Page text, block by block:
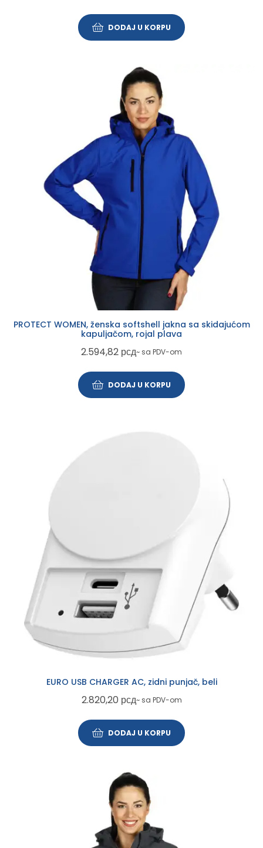
DODAJ U KORPU
PROTECT WOMEN, ženska softshell jakna sa skidajućom
kapuljačom, rojal plava
2.594,82 рсд~ sa PDV-om
DODAJ U KORPU
EURO USB CHARGER AC, zidni punjač, beli
2.820,20 рсд~ sa PDV-om
DODAJ U KORPU